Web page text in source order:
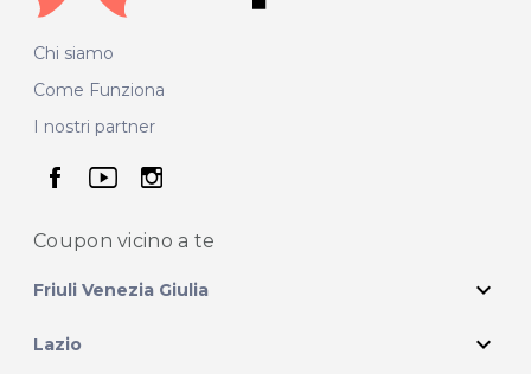
Chi siamo
Come Funziona
I nostri partner
seguici su facebook
seguici su youtube
seguici su instagram
Coupon vicino a te
Friuli Venezia Giulia expand_more
Lazio expand_more